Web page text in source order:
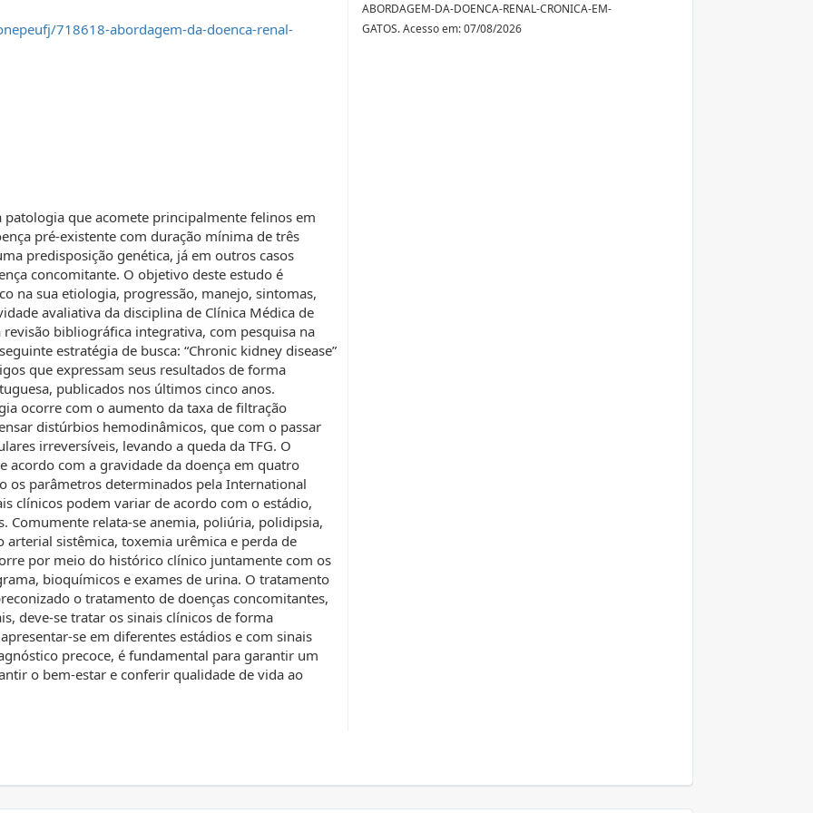
718618-abordagem-da-doenca-renal-
patologia que acomete principalmente felinos em
pré-existente com duração mínima de três
predisposição genética, já em outros casos
concomitante. O objetivo deste estudo é
na sua etiologia, progressão, manejo, sintomas,
avaliativa da disciplina de Clínica Médica de
revisão bibliográfica integrativa, com pesquisa na
estratégia de busca: “Chronic kidney disease”
que expressam seus resultados de forma
publicados nos últimos cinco anos.
ocorre com o aumento da taxa de filtração
distúrbios hemodinâmicos, que com o passar
irreversíveis, levando a queda da TFG. O
acordo com a gravidade da doença em quatro
os parâmetros determinados pela International
clínicos podem variar de acordo com o estádio,
Comumente relata-se anemia, poliúria, polidipsia,
sistêmica, toxemia urêmica e perda de
por meio do histórico clínico juntamente com os
bioquímicos e exames de urina. O tratamento
o tratamento de doenças concomitantes,
deve-se tratar os sinais clínicos de forma
se em diferentes estádios e com sinais
precoce, é fundamental para garantir um
o bem-estar e conferir qualidade de vida ao
ABORDAGEM-DA-DOENCA-RENAL-CRONICA-EM-
GATOS. Acesso em: 07/08/2026